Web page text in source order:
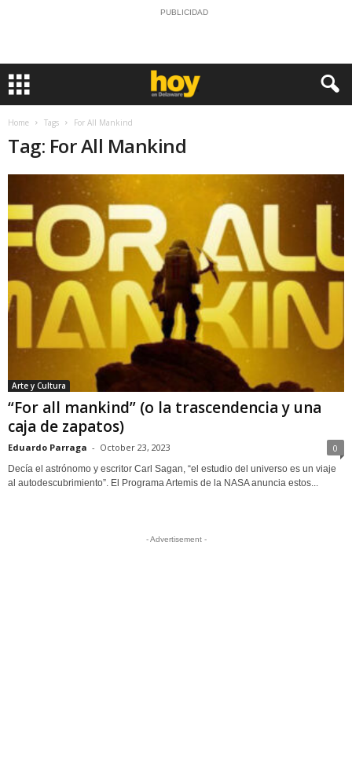
PUBLICIDAD
Home Tags For All Mankind
Tag: For All Mankind
Arte y Cultura
“For all mankind” (o la trascendencia y una
caja de zapatos)
Eduardo Parraga - October 23, 2023 0
Decía el astrónomo y escritor Carl Sagan, “el estudio del universo es un viaje
al autodescubrimiento”. El Programa Artemis de la NASA anuncia estos...
- Advertisement -